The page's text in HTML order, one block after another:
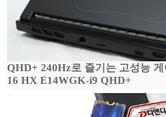
QHD+ 240Hz로 즐기는 고성능
16 HX E14WGK-i9 QHD+